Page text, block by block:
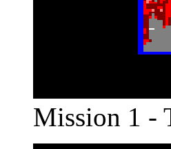
Mission 1 -